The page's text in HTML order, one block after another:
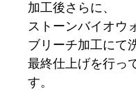
加工後さらに、
ストーンバイオウ
ブリーチ加工にて
最終仕上げを行っ
す。